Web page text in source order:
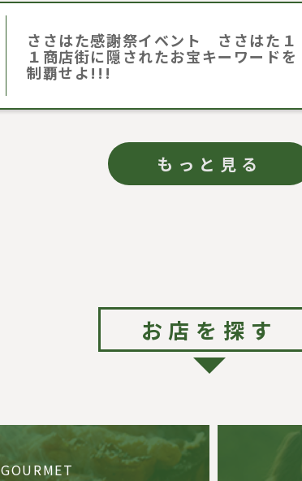
ささはた感謝祭イベント ささはた１
１商店街に隠されたお宝キーワードを
制覇せよ!!!
もっと見る
お店を探す
GOURMET